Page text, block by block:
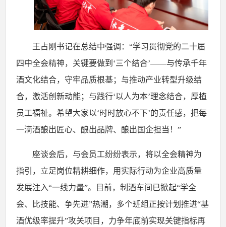
王占刚书记在总结中强调：“学习贯彻党的二十届
四中全会精神，关键要做到‘三个结合’——与传承千年
酒文化结合，守牢品质根基；与推动产业转型升级结
合，激活创新动能；与践行‘以人为本’理念结合，厚植
员工福祉。希望大家以‘时时放心不下’的责任感，把每
一滴酒酿出匠心、酿出品牌、酿出国企担当！”
座谈会后，与会员工纷纷表示，将以全会精神为
指引，立足岗位精耕细作，用实际行动为企业高质量
发展注入“一线力量”。目前，制酒车间已掀起“学全
会、比技能、争先进”热潮，多个班组正按计划推进“基
酒优级率提升”攻关项目，力争年底前实现关键指标再